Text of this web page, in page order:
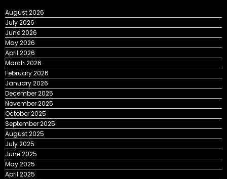
August 2026
July 2026
June 2026
May 2026
April 2026
March 2026
February 2026
January 2026
December 2025
November 2025
October 2025
September 2025
August 2025
July 2025
June 2025
May 2025
April 2025